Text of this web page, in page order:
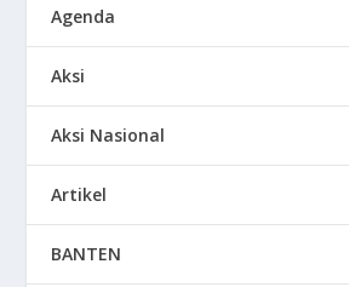
Agenda
Aksi
Aksi Nasional
Artikel
BANTEN